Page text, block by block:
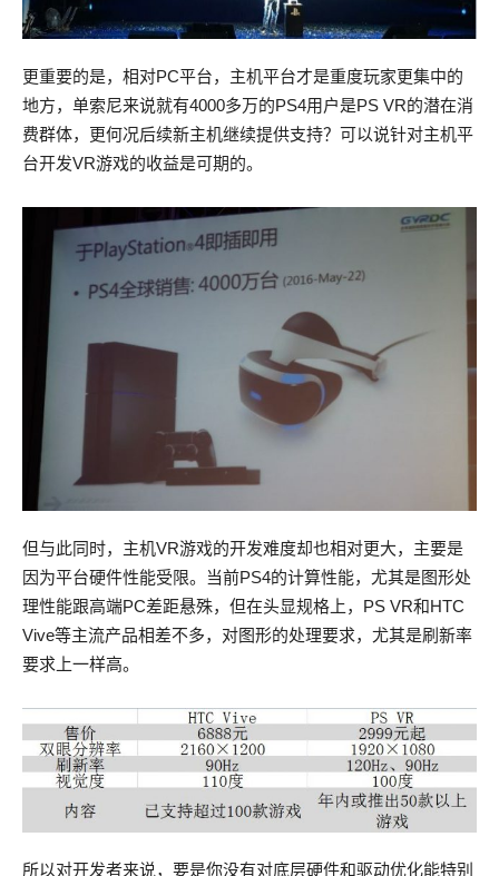
更重要的是，相对PC平台，主机平台才是重度玩家更集中的
地方，单索尼来说就有4000多万的PS4用户是PS VR的潜在消
费群体，更何况后续新主机继续提供支持？可以说针对主机平
台开发VR游戏的收益是可期的。
但与此同时，主机VR游戏的开发难度却也相对更大，主要是
因为平台硬件性能受限。当前PS4的计算性能，尤其是图形处
理性能跟高端PC差距悬殊，但在头显规格上，PS VR和HTC
Vive等主流产品相差不多，对图形的处理要求，尤其是刷新率
要求上一样高。
所以对开发者来说，要是你没有对底层硬件和驱动优化能特别